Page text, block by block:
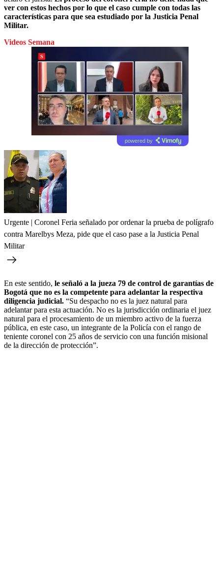
ver con estos hechos por lo que el caso cumple con todas las
características para que sea estudiado por la Justicia Penal
Militar.
Videos Semana
powered by
Urgente | Coronel Feria señalado por ordenar la prueba de polígrafo
contra Marelbys Meza, pide que el caso pase a la Justicia Penal
Militar
En este sentido, le señaló a la jueza 79 de control de garantías de
Bogotá que no es la competente para adelantar la respectiva
diligencia judicial. “Su despacho no es la juez natural para
adelantar para esta actuación. No es la jurisdicción ordinaria el juez
natural para el procesamiento de un miembro activo de la fuerza
pública, en este caso, un integrante de la Policía con el rango de
teniente coronel con 25 años de servicio con una función misional
de la dirección de protección”.